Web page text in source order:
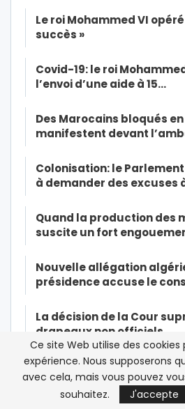
Le roi Mohammed VI
succès »
Covid-19: le roi
l’envoi d’une aide à 15…
Des Marocains bloqués
manifestent devant
Colonisation: le
à demander des excuses
Quand la production des
suscite un fort
Nouvelle allégation
présidence accuse le
La décision de la Cour
drapeaux non officiels…
Le président algérien
légitimité sur le dos…
Ce site Web utilise des
expérience. Nous supposerons
avec cela, mais vous pouvez
souhaitez.
J'accepte